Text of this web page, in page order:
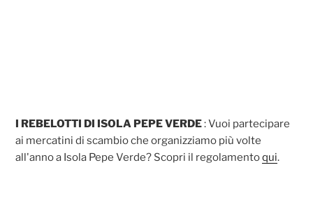
I REBELOTTI DI ISOLA PEPE VERDE: Vuoi partecipare
ai mercatini di scambio che organizziamo più volte
all'anno a Isola Pepe Verde? Scopri il regolamentoqui.